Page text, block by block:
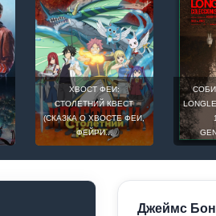
ХВОСТ ФЕИ:
СТОЛЕТНИЙ КВЕСТ
(СКАЗКА О ХВОСТЕ ФЕИ,
ФЕЙРИ...
Джеймс